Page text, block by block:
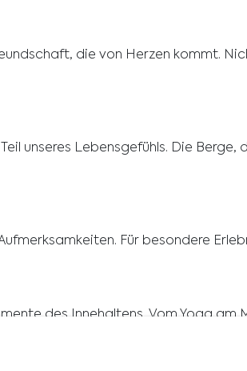
die von Herzen kommt.
unseres Lebensgefühls. Die
Für besondere
des Innehaltens. Vom Yoga am